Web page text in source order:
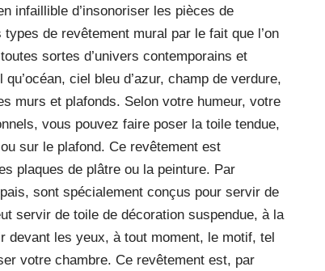
infaillible d’insonoriser les pièces de
de revêtement mural par le fait que l’on
sortes d’univers contemporains et
ciel bleu d’azur, champ de verdure,
murs et plafonds. Selon votre humeur, votre
vous pouvez faire poser la toile tendue,
sur le plafond. Ce revêtement est
plaques de plâtre ou la peinture. Par
sont spécialement conçus pour servir de
servir de toile de décoration suspendue, à la
devant les yeux, à tout moment, le motif, tel
votre chambre. Ce revêtement est, par